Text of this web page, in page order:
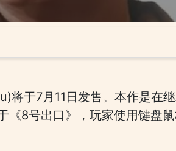
于7月11日发售。本作是在
《8号出口》，玩家使用键盘